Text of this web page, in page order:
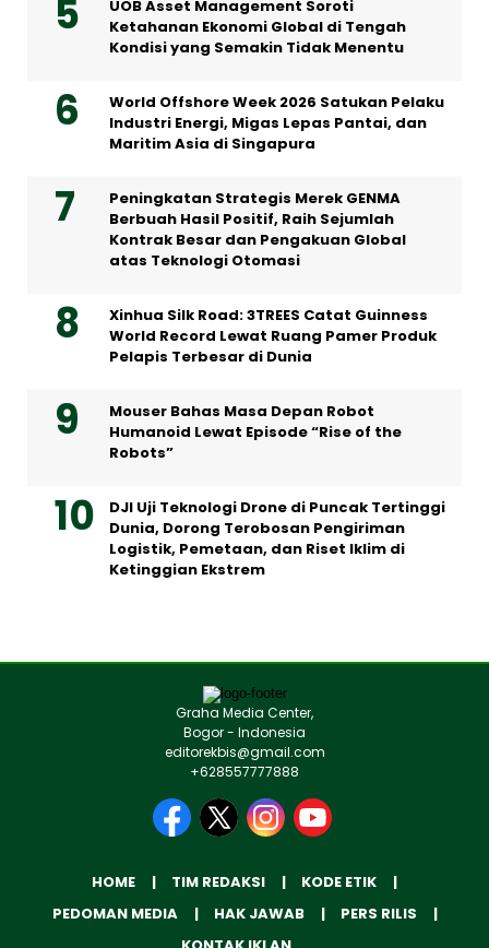
UOB Asset Management Soroti
Ketahanan Ekonomi Global di Tengah
Kondisi yang Semakin Tidak Menentu
World Offshore Week 2026 Satukan Pelaku
Industri Energi, Migas Lepas Pantai, dan
Maritim Asia di Singapura
Peningkatan Strategis Merek GENMA
Berbuah Hasil Positif, Raih Sejumlah
Kontrak Besar dan Pengakuan Global
atas Teknologi Otomasi
Xinhua Silk Road: 3TREES Catat Guinness
World Record Lewat Ruang Pamer Produk
Pelapis Terbesar di Dunia
Mouser Bahas Masa Depan Robot
Humanoid Lewat Episode “Rise of the
Robots”
DJI Uji Teknologi Drone di Puncak Tertinggi
Dunia, Dorong Terobosan Pengiriman
Logistik, Pemetaan, dan Riset Iklim di
Ketinggian Ekstrem
Graha Media Center,
Bogor - Indonesia
editorekbis@gmail.com
+628557777888
HOME TIM REDAKSI
KODE ETIK
PEDOMAN MEDIA
HAK JAWAB
PERS RILIS